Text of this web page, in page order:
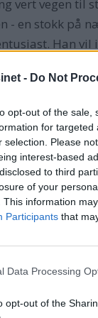
- Do Not
opt-out of the
for
selection. Please
interest-based
to third
of your
This information
Participants that
Data Processing
opt-out of the
vert vegen til
- en stokk på
Han
ryggraden
ligger
to master. I
og
jakta. Det er
er Loyal
vandre
båten, 20